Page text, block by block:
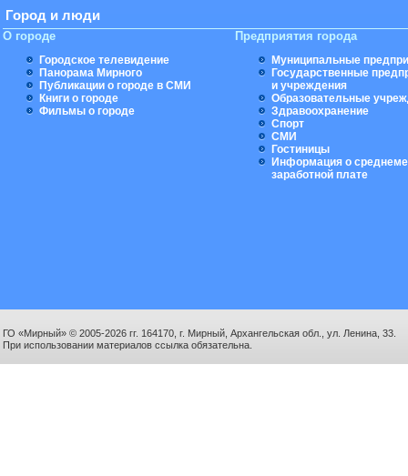
Город и люди
О городе
Городское телевидение
Панорама Мирного
Публикации о городе в СМИ
Книги о городе
Фильмы о городе
Предприятия города
Муниципальные
Государственные
и учреждения
Образовательные
Здравоохранение
Спорт
СМИ
Гостиницы
Информация о
заработной плате
ГО «Мирный» © 2005-2026 гг. 164170, г. Мирный, Архангельская обл., ул. Ленина, 33.
При использовании материалов ссылка обязательна.